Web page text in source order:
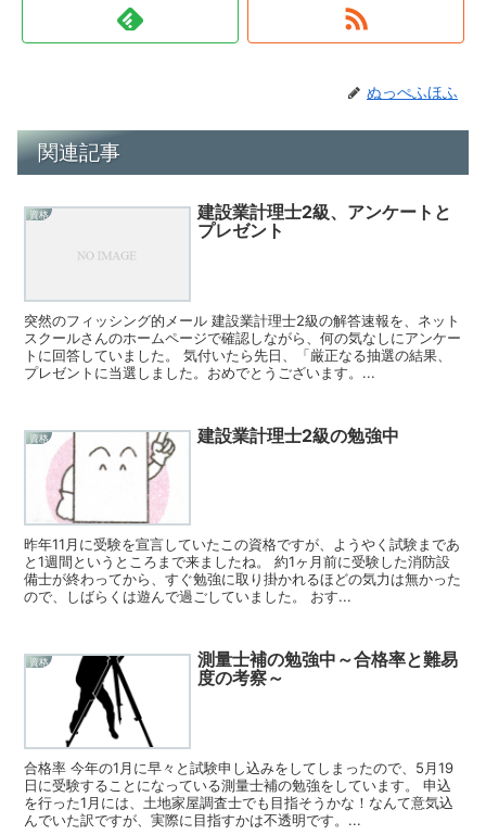
ぬっぺふほふ
関連記事
資格
建設業計理士2級、アンケートと
プレゼント
突然のフィッシング的メール 建設業計理士2級の解答速報を、ネット
スクールさんのホームページで確認しながら、何の気なしにアンケー
トに回答していました。 気付いたら先日、「厳正なる抽選の結果、
プレゼントに当選しました。おめでとうございます。...
資格 建設業計理士2級の勉強中
昨年11月に受験を宣言していたこの資格ですが、ようやく試験まであ
と1週間というところまで来ましたね。 約1ヶ月前に受験した消防設
備士が終わってから、すぐ勉強に取り掛かれるほどの気力は無かった
ので、しばらくは遊んで過ごしていました。 おす...
資格
測量士補の勉強中～合格率と難易
度の考察～
合格率 今年の1月に早々と試験申し込みをしてしまったので、5月19
日に受験することになっている測量士補の勉強をしています。 申込
を行った1月には、土地家屋調査士でも目指そうかな！なんて意気込
んでいた訳ですが、実際に目指すかは不透明です。...